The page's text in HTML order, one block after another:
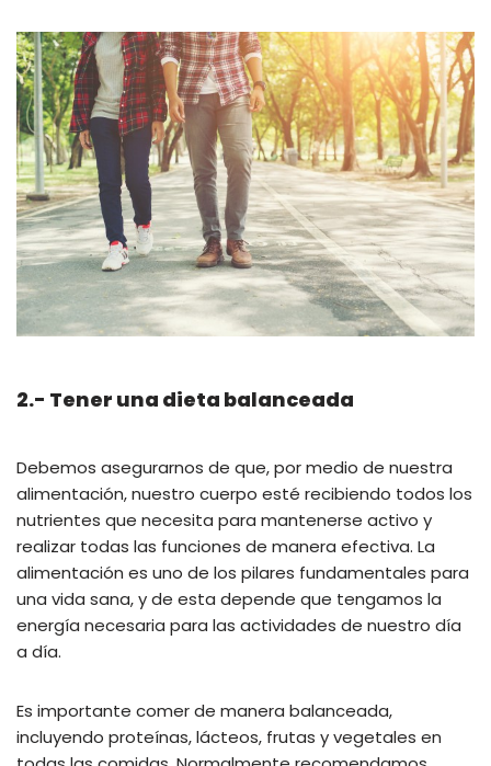
2.- Tener una dieta balanceada
Debemos asegurarnos de que, por medio de nuestra
alimentación, nuestro cuerpo esté recibiendo todos los
nutrientes que necesita para mantenerse activo y
realizar todas las funciones de manera efectiva. La
alimentación es uno de los pilares fundamentales para
una vida sana, y de esta depende que tengamos la
energía necesaria para las actividades de nuestro día
a día.
Es importante comer de manera balanceada,
incluyendo proteínas, lácteos, frutas y vegetales en